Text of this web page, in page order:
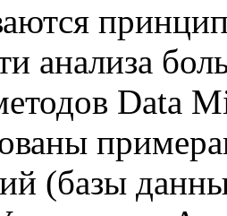
анализа
Data
(базы